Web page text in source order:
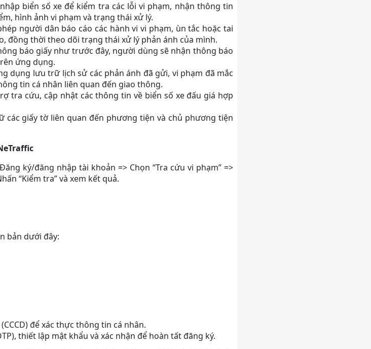
biển số xe để kiểm tra các lỗi vi phạm, nhận thông tin
hình ảnh vi phạm và trạng thái xử lý.
người dân báo cáo các hành vi vi phạm, ùn tắc hoặc tai
đồng thời theo dõi trạng thái xử lý phản ánh của mình.
báo giấy như trước đây, người dùng sẽ nhận thông báo
ứng dụng.
dụng lưu trữ lịch sử các phản ánh đã gửi, vi phạm đã mắc
tin cá nhân liên quan đến giao thông.
tra cứu, cập nhật các thông tin về biển số xe đấu giá hợp
giấy tờ liên quan đến phương tiện và chủ phương tiện
ký/đăng nhập tài khoản => Chọn “Tra cứu vi phạm” =>
“Kiểm tra” và xem kết quả.
bản dưới đây:
để xác thực thông tin cá nhân.
thiết lập mật khẩu và xác nhận để hoàn tất đăng ký.